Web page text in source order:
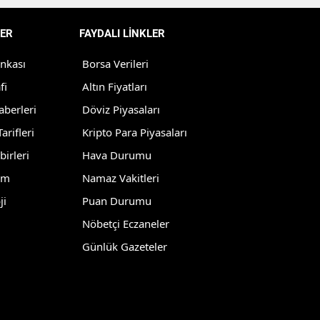
Yozgat
Aksaray
Bayburt
Karaman
Kırıkkale
Batman
Şırnak
FAYDALI LİNKLER
Borsa Verileri
Altın Fiyatları
Döviz Piyasaları
Kripto Para Piyasaları
Hava Durumu
Namaz Vakitleri
Puan Durumu
Nöbetçi Eczaneler
Günlük Gazeteler